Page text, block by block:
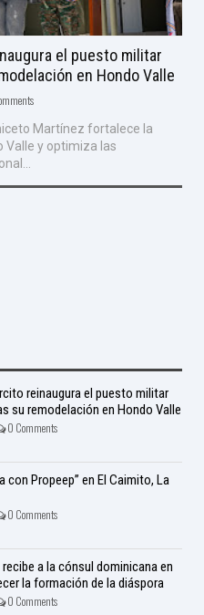
el puesto militar
en Hondo Valle
Martínez fortalece la
Valle y optimiza las
reinaugura el puesto militar
su remodelación en Hondo Valle
0 Comments
con Propeep” en El Caimito, La
0 Comments
a la cónsul dominicana en
la formación de la diáspora
0 Comments